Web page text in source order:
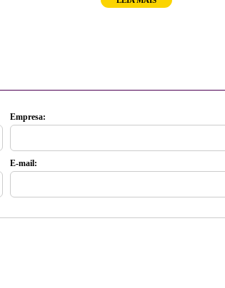
Empresa:
E-mail: